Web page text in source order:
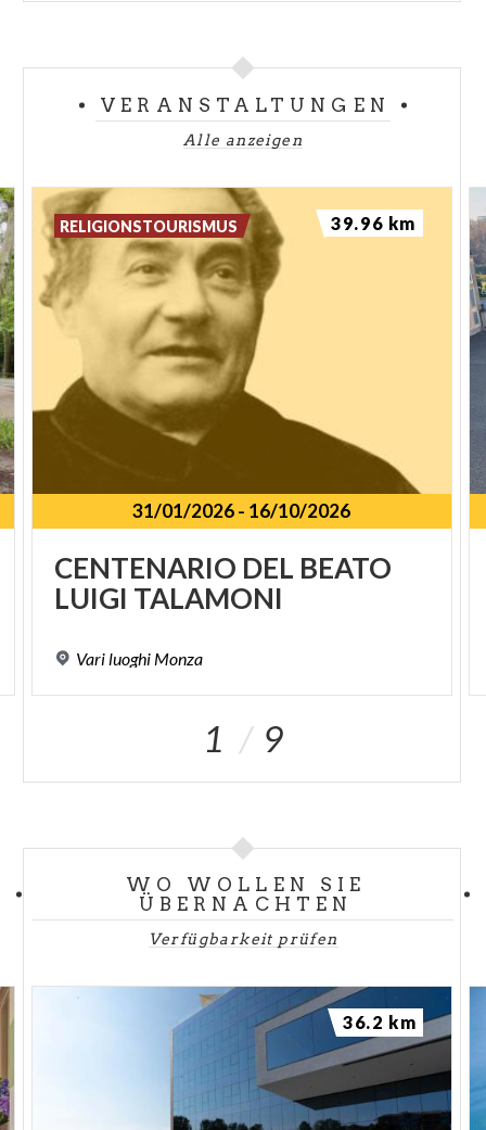
VERANSTALTUNGEN
Alle anzeigen
31/01/2026- 16/10/2026
CENTENARIO DEL BEATO
LUIGI TALAMONI
Variluoghi Monza
RELIGIONSTOURISMUS 39.96 km
1 9
WO WOLLEN SIE
ÜBERNACHTEN
Verfügbarkeit prüfen
36.2 km